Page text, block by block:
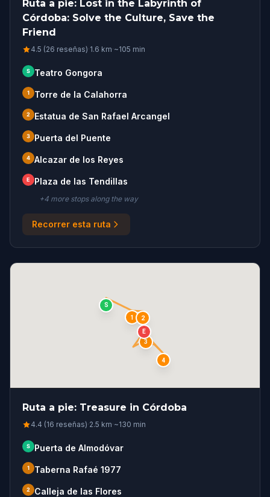
Ruta a pie: Lost in the Labyrinth of
Córdoba: Solve the Culture, Save the
Friend
4.5 (26 reseñas)·1.6 km·~105 min
S Teatro Gongora
1 Torre de la Calahorra
2 Estatua de San Rafael Arcangel
3 Puerta del Puente
4 Alcazar de los Reyes
E Plaza de las Tendillas
+4 more stopsalong the way
Recorrer esta ruta
S
1
2
3
4
E
Ruta a pie: Treasure in Córdoba
4.4 (16 reseñas)·2.5 km·~130 min
S Puerta de Almodóvar
1 Taberna Rafaé 1977
2 Calleja de las Flores